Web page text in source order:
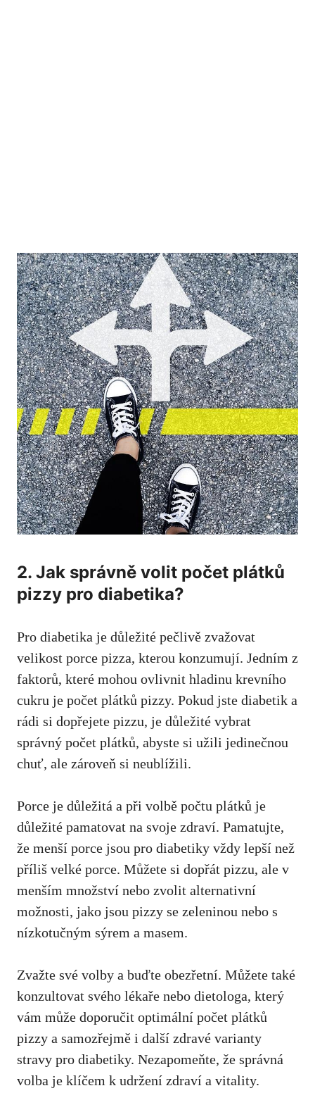
2. ⁤Jak správně‍ volit počet ​plátků
pizzy ‍pro diabetika?
Pro ‍diabetika je důležité pečlivě zvažovat‍
velikost porce pizza, ‌kterou ⁤konzumují. Jedním z
faktorů, které mohou ⁢ovlivnit hladinu krevního
cukru je počet plátků pizzy.‍ Pokud ⁢jste diabetik a⁣
rádi si dopřejete pizzu, je‌ důležité vybrat
správný ‍počet plátků, abyste si užili jedinečnou
chuť,‌ ale zároveň si neublížili.
Porce je důležitá a​ při​ volbě počtu plátků je
důležité pamatovat⁤ na svoje​ zdraví.⁢ Pamatujte,‌
že ‍menší porce jsou pro diabetiky vždy lepší než
příliš velké ‌porce. Můžete si dopřát pizzu, ale v
menším množství nebo zvolit alternativní⁤
možnosti, jako jsou pizzy ‌se⁣ zeleninou nebo s
nízkotučným sýrem ⁢a masem.
Zvažte⁤ své volby a buďte ‍obezřetní. Můžete také
konzultovat svého lékaře nebo dietologa, který
‍vám ⁤může⁤ doporučit optimální počet plátků​
pizzy ‌a samozřejmě i ⁣další zdravé‌ varianty ​
stravy ​pro ⁢diabetiky. ‌Nezapomeňte, že ⁣správná
volba je klíčem k udržení zdraví a⁤ vitality.